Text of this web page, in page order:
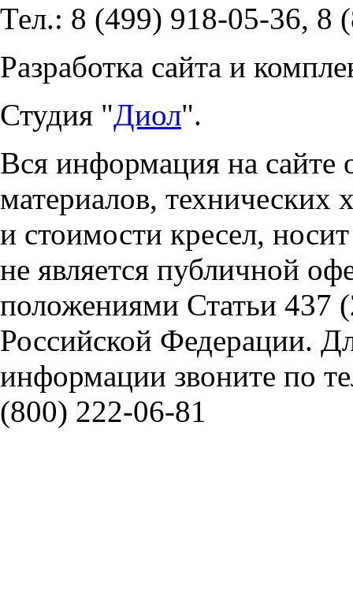
Тел.: 8 (499) 918-05-36, 8
Разработка сайта и
Студия "Диол".
Вся информация на сайте
материалов, технических
и стоимости кресел,
не является публичной
положениями Статьи 437
Российской Федерации.
информации звоните по
(800) 222-06-81